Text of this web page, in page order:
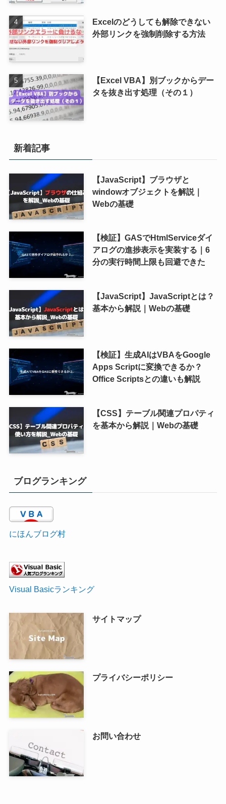
Excelのどうしても解除できない
外部リンクを強制削除する方法
【Excel VBA】別ブックからデー
タを抜き出す処理（その１）
新着記事
【JavaScript】ブラウザと
windowオブジェクトを解説｜
Webの基礎
【検証】GASでHtmlServiceダイ
アログの進捗表示を実装する｜6
分の実行時間上限も回避できた
【JavaScript】JavaScriptとは？
基本から解説｜Webの基礎
【検証】生成AIはVBAをGoogle
Apps Scriptに変換できるか？
Office Scriptsとの違いも解説
【CSS】テーブル関連プロパティ
を基本から解説｜Webの基礎
ブログランキング
にほんブログ村
Visual Basicランキング
サイトマップ
プライバシーポリシー
お問い合わせ